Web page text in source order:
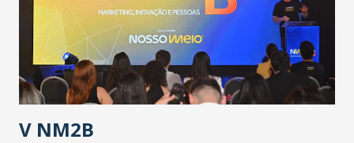
contaminação maior que outros coronavírus”, apontou o
secretário. Segundo ele, é uma epidemia com chance de
contaminação alta, podendo gerar um grande risco à
população e ao sistema de saúde. “Precisamos saber fazer a
estratificação do risco da doença, para não so...
V NM2B